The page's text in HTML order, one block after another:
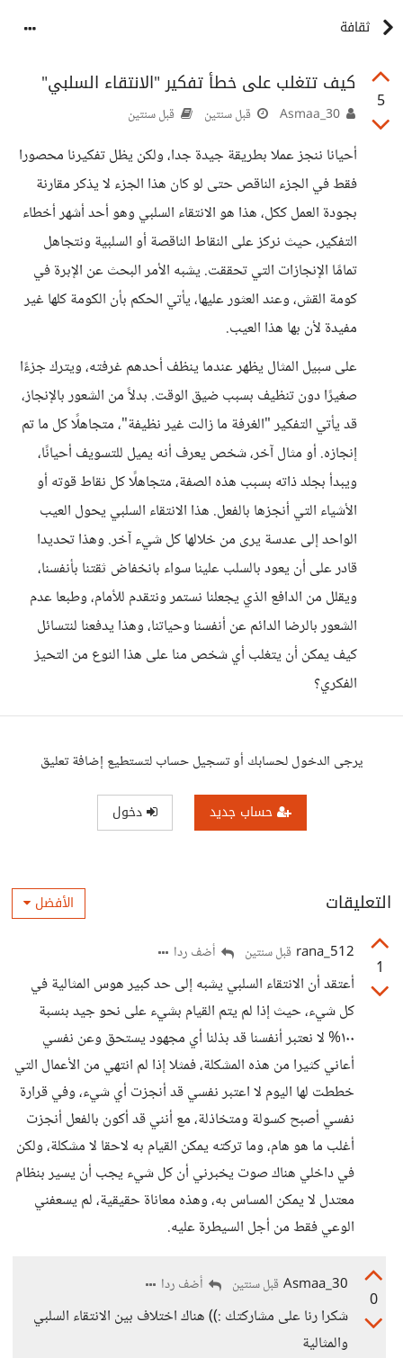
ثقافة
5
كيف تتغلب على خطأ تفكير "الانتقاء السلبي"
قبل سنتين قبل سنتين
أحيانا ننجز عملا بطريقة جيدة جدا، ولكن يظل تفكيرنا محصورا
فقط في الجزء الناقص حتى لو كان هذا الجزء لا يذكر مقارنة
بجودة العمل ككل، هذا هو الانتقاء السلبي وهو أحد أشهر أخطاء
التفكير، حيث نركز على النقاط الناقصة أو السلبية ونتجاهل
تمامًا الإنجازات التي تحققت. يشبه الأمر البحث عن الإبرة في
كومة القش، وعند العثور عليها، يأتي الحكم بأن الكومة كلها غير
مفيدة لأن بها هذا العيب.
على سبيل المثال يظهر عندما ينظف أحدهم غرفته، ويترك جزءًا
صغيرًا دون تنظيف بسبب ضيق الوقت. بدلاً من الشعور بالإنجاز،
قد يأتي التفكير "الغرفة ما زالت غير نظيفة"، متجاهلًا كل ما تم
إنجازه. أو مثال آخر، شخص يعرف أنه يميل للتسويف أحيانًا،
ويبدأ بجلد ذاته بسبب هذه الصفة، متجاهلًا كل نقاط قوته أو
الأشياء التي أنجزها بالفعل. هذا الانتقاء السلبي يحول العيب
الواحد إلى عدسة يرى من خلالها كل شيء آخر. وهذا تحديدا
قادر على أن يعود بالسلب علينا سواء بانخفاض ثقتنا بأنفسنا،
ويقلل من الدافع الذي يجعلنا نستمر ونتقدم للأمام، وطبعا عدم
الشعور بالرضا الدائم عن أنفسنا وحياتنا، وهذا يدفعنا لنتسائل
كيف يمكن أن يتغلب أي شخص منا على هذا النوع من التحيز
الفكري؟
يرجى الدخول لحسابك أو تسجيل حساب لتستطيع إضافة تعليق
حساب جديد دخول
التعليقات الأفضل
1
rana_512 قبل سنتين أضف ردا
أعتقد أن الانتقاء السلبي يشبه إلى حد كبير هوس المثالية في
كل شيء، حيث إذا لم يتم القيام بشيء على نحو جيد بنسبة
١٠٠% لا نعتبر أنفسنا قد بذلنا أي مجهود يستحق وعن نفسي
أعاني كثيرا من هذه المشكلة، فمثلا إذا لم انتهي من الأعمال التي
خططت لها اليوم لا اعتبر نفسي قد أنجزت أي شيء، وفي قرارة
نفسي أصبح كسولة ومتخاذلة، مع أنني قد أكون بالفعل أنجزت
أغلب ما هو هام، وما تركته يمكن القيام به لاحقا لا مشكلة، ولكن
في داخلي هناك صوت يخبرني أن كل شيء يجب أن يسير بنظام
معتدل لا يمكن المساس به، وهذه معاناة حقيقية، لم يسعفني
الوعي فقط من أجل السيطرة عليه.
0
Asmaa_30 قبل سنتين أضف ردا
شكرا رنا على مشاركتك :)) هناك اختلاف بين الانتقاء السلبي
والمثالية